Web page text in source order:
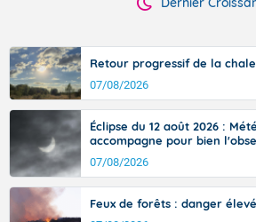
Retour progressif de la
07/08/2026
Éclipse du 12 août 2026 :
accompagne pour bien
07/08/2026
Feux de forêts : danger